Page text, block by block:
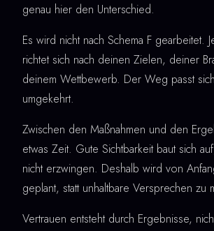
genau hier den Unterschied.
Es wird nicht nach Schema F gearbeitet.
richtet sich nach deinen Zielen, deiner
deinem Wettbewerb. Der Weg passt
umgekehrt.
Zwischen den Maßnahmen und den
etwas Zeit. Gute Sichtbarkeit baut sich
nicht erzwingen. Deshalb wird von
geplant, statt unhaltbare Versprechen zu
Vertrauen entsteht durch Ergebnisse,